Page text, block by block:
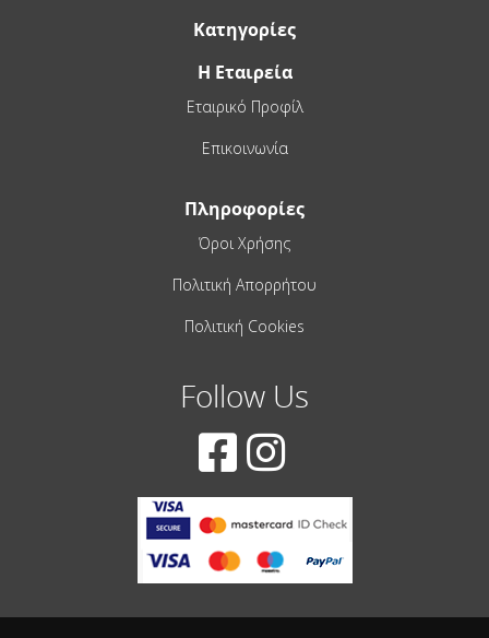
Κατηγορίες
Η Εταιρεία
Εταιρικό Προφίλ
Επικοινωνία
Πληροφορίες
Όροι Χρήσης
Πολιτική Απορρήτου
Πολιτική Cookies
Follow Us